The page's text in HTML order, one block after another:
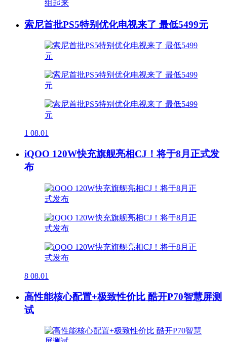
索尼首批PS5特别优化电视来了 最低5499元
1 08.01
iQOO 120W快充旗舰亮相CJ！将于8月正式发
布
8 08.01
高性能核心配置+极致性价比 酷开P70智慧屏测
试